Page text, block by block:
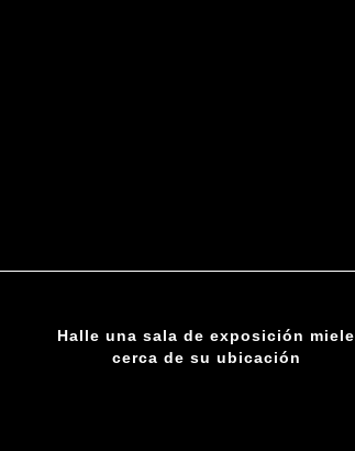
Halle una sala de exposición miele
cerca de su ubicación